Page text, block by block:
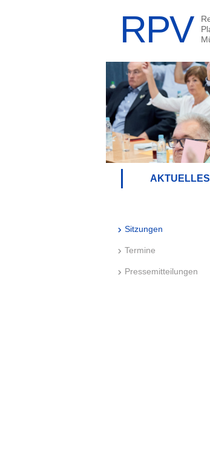
AKTUELLES
Sitzungen
Termine
Pressemitteilungen